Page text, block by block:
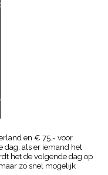
en € 75.- voor
dag, als er iemand het
het de volgende dag op
zo snel mogelijk